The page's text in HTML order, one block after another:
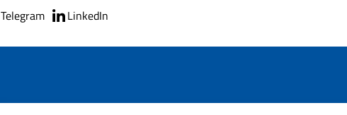
Telegram LinkedIn